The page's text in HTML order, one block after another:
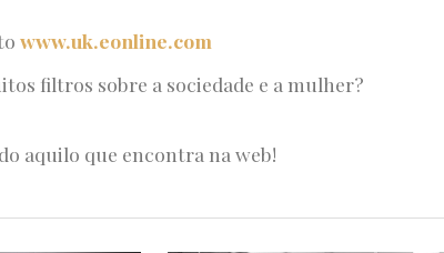
www.uk.eonline.com
filtros sobre a sociedade e a mulher?
aquilo que encontra na web!